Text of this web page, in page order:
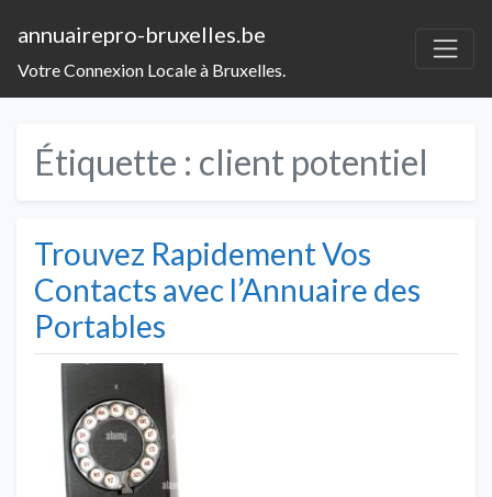
annuairepro-bruxelles.be
Votre Connexion Locale à Bruxelles.
Étiquette : client potentiel
Trouvez Rapidement Vos
Contacts avec l’Annuaire des
Portables